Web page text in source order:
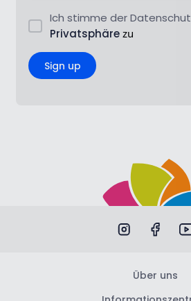
Ich stimme der
Privatsphäre zu
Sign up
Über uns